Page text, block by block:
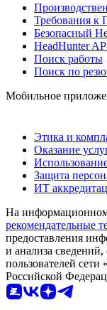
Требования к
Безопасный
HeadHunter
Поиск работы
Поиск по
Мобильное
Этика и
Оказание
Защита
ИТ
На информационном
рекомендательные
предоставления
и анализа
пользователей
Российской